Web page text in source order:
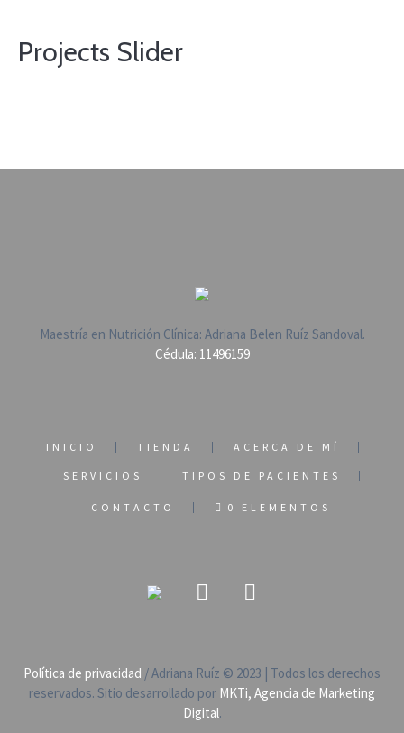
Projects Slider
Maestría en Nutrición Clínica: Adriana Belen Ruíz Sandoval.
Cédula: 11496159
INICIO TIENDA ACERCA DE MÍ
SERVICIOS TIPOS DE PACIENTES
CONTACTO 0 ELEMENTOS
Política de privacidad / Adriana Ruíz © 2023 | Todos los derechos
reservados. Sitio desarrollado por MKTi, Agencia de Marketing
Digital.